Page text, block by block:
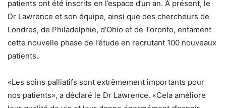
patients ont été inscrits en l’espace d’un an. À présent, le
Dr Lawrence et son équipe, ainsi que des chercheurs de
Londres, de Philadelphie, d’Ohio et de Toronto, entament
cette nouvelle phase de l’étude en recrutant 100 nouveaux
patients.
«Les soins palliatifs sont extrêmement importants pour
nos patients», a déclaré le Dr Lawrence. «Cela améliore